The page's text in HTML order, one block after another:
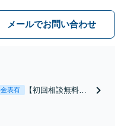
ーダーメイドのサービスで問
や事業の推進を強力にサポー
メールでお問い合わせ
表有
【初回相談無料・